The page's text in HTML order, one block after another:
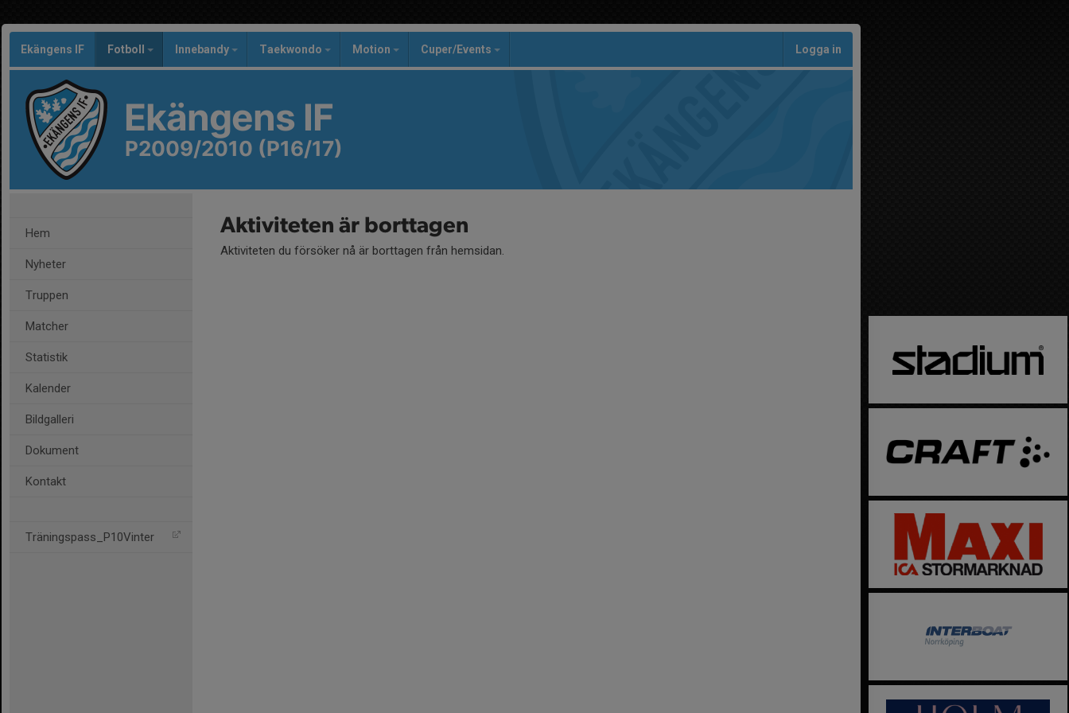
Ekängens IF Fotboll Innebandy Taekwondo Motion Cuper/Events Logga in
Ekängens IF
P2009/2010 (P16/17)
Hem
Nyheter
Truppen
Matcher
Statistik
Kalender
Bildgalleri
Dokument
Kontakt
Träningspass_P10Vinter
Aktiviteten är borttagen
Aktiviteten du försöker nå är borttagen från hemsidan.